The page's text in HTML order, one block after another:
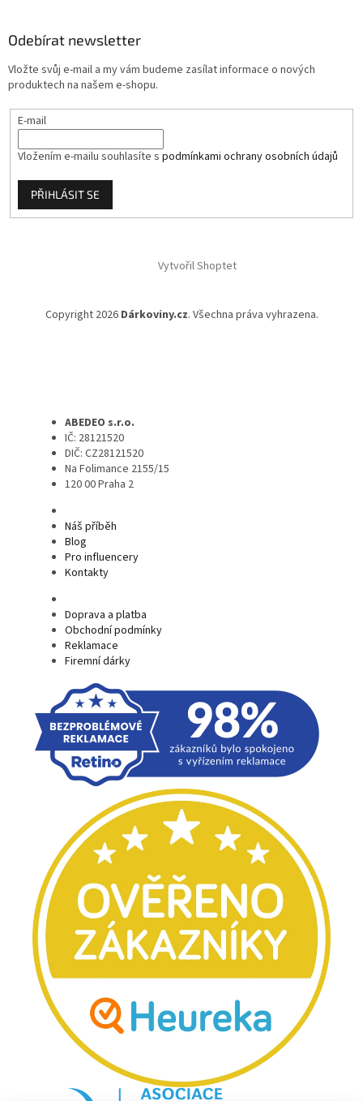
Odebírat newsletter
Vložte svůj e-mail a my vám budeme zasílat informace o nových
produktech na našem e-shopu.
E-mail
Vložením e-mailu souhlasíte s podmínkami ochrany osobních údajů
PŘIHLÁSIT SE
Vytvořil Shoptet
Copyright 2026 Dárkoviny.cz. Všechna práva vyhrazena.
ABEDEO s.r.o.
IČ: 28121520
DIČ: CZ28121520
Na Folimance 2155/15
120 00 Praha 2
Náš příběh
Blog
Pro influencery
Kontakty
Doprava a platba
Obchodní podmínky
Reklamace
Firemní dárky